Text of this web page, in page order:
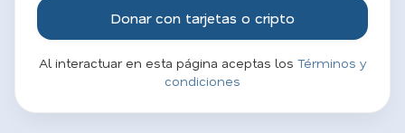
Donar con tarjetas o cripto
Al interactuar en esta página aceptas los Términos y
condiciones